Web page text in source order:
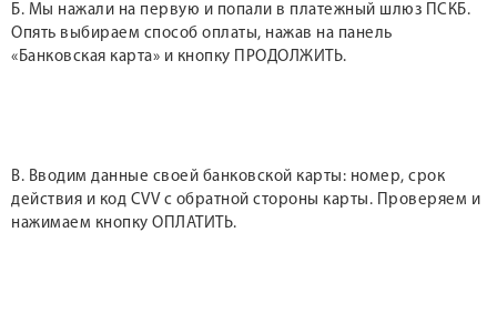
Б. Мы нажали на первую и попали в платежный шлюз ПСКБ.
Опять выбираем способ оплаты, нажав на панель
«Банковская карта» и кнопку ПРОДОЛЖИТЬ.
В. Вводим данные своей банковской карты: номер, срок
действия и код CVV с обратной стороны карты. Проверяем и
нажимаем кнопку ОПЛАТИТЬ.